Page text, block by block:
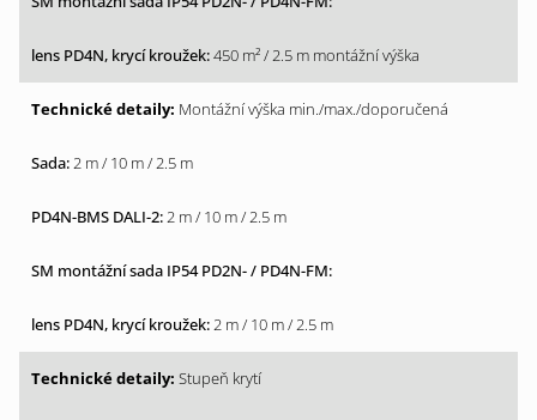
450 m² / 2.5 m montážní výška
Montážní výška min./max./doporučená
2 m / 10 m / 2.5 m
2 m / 10 m / 2.5 m
2 m / 10 m / 2.5 m
Stupeň krytí